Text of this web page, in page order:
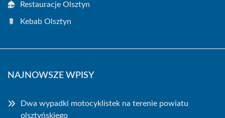
Restauracje Olsztyn
Kebab Olsztyn
NAJNOWSZE WPISY
Dwa wypadki motocyklistek na terenie powiatu
olsztyńskiego